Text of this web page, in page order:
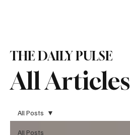
All Articles
THE DAILY PULSE
All Posts
All Posts